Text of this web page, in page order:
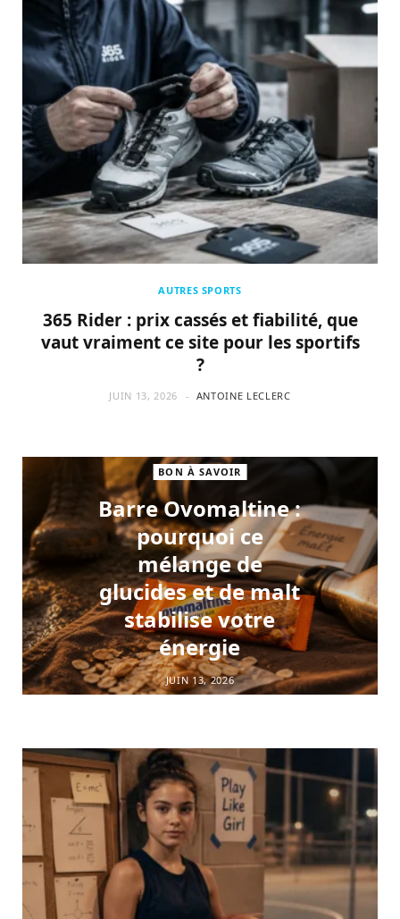
AUTRES SPORTS
365 Rider : prix cassés et fiabilité, que
vaut vraiment ce site pour les sportifs
?
JUIN 13, 2026 ANTOINE LECLERC
BON À SAVOIR
Barre Ovomaltine :
pourquoi ce
mélange de
glucides et de malt
stabilise votre
énergie
JUIN 13, 2026